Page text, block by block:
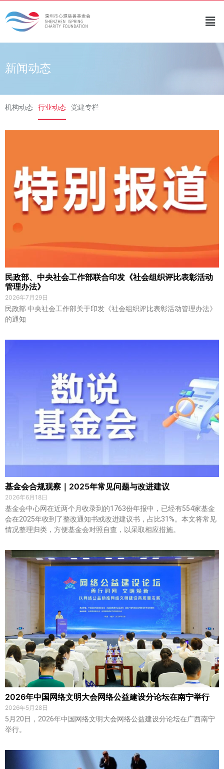
新闻动态
机构动态 行业动态 党建专栏
民政部、中央社会工作部联合印发《社会组织评比表彰活动
管理办法》
2026年7月29日
民政部 中央社会工作部关于印发《社会组织评比表彰活动管理办法》
的通知
基金会合规观察｜2025年常见问题与改进建议
2026年6月18日
基金会中心网在近两个月收录到的1763份年报中，已经有554家基金
会在2025年收到了整改通知书或改进建议书，占比31%。本文将常见
情况整理归类，方便基金会对照自查，以采取相应措施。
2026年中国网络文明大会网络公益建设分论坛在南宁举行
2026年5月28日
5月20日，2026年中国网络文明大会网络公益建设分论坛在广西南宁
举行。